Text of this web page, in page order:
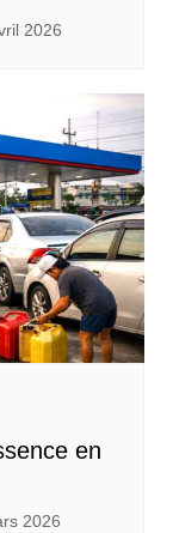
2026
en
2026